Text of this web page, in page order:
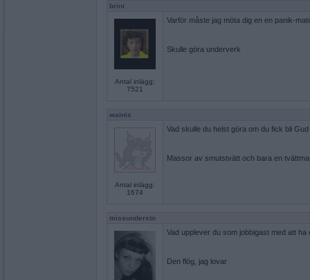
brini
Antal inlägg:
7521
Varför måste jag möta dig en en panik-
Skulle göra underverk
wainis
Antal inlägg:
1674
Vad skulle du helst göra om du fick bli
Massor av smutstvätt och bara en
missundersto
Vad upplever du som jobbigast med att ha
Den flög, jag lovar